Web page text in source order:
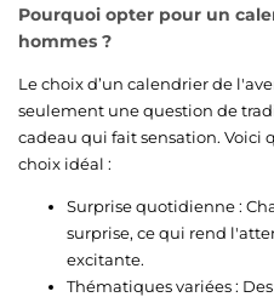
Pourquoi opter pour un
hommes ?
Le choix d’un calendrier de
seulement une question de
cadeau qui fait sensation. Voici
choix idéal :
Surprise quotidienne :
surprise, ce qui rend
excitante.
Thématiques variées :